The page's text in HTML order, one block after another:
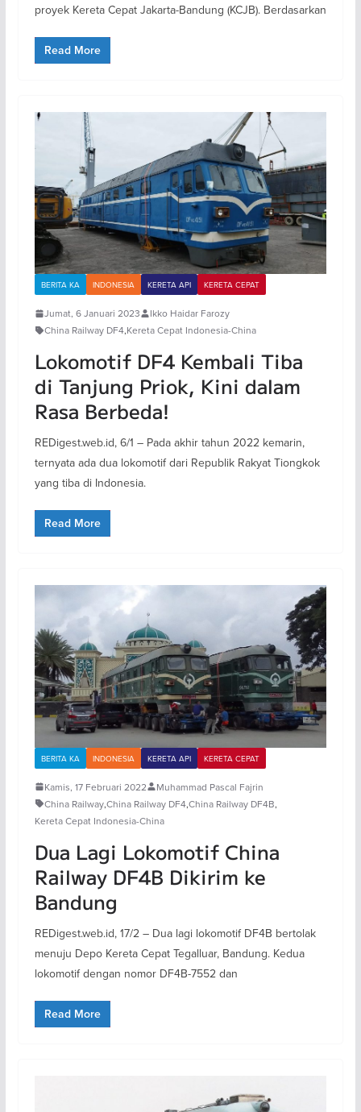
proyek Kereta Cepat Jakarta-Bandung (KCJB). Berdasarkan
Read More
BERITA KA INDONESIA KERETA API KERETA CEPAT
Jumat, 6 Januari 2023
Ikko Haidar Farozy
China Railway DF4,Kereta Cepat Indonesia-China
Lokomotif DF4 Kembali Tiba
di Tanjung Priok, Kini dalam
Rasa Berbeda!
REDigest.web.id, 6/1 – Pada akhir tahun 2022 kemarin,
ternyata ada dua lokomotif dari Republik Rakyat Tiongkok
yang tiba di Indonesia.
Read More
BERITA KA INDONESIA KERETA API KERETA CEPAT
Kamis, 17 Februari 2022
Muhammad Pascal Fajrin
China Railway,China Railway DF4,China Railway DF4B,
Kereta Cepat Indonesia-China
Dua Lagi Lokomotif China
Railway DF4B Dikirim ke
Bandung
REDigest.web.id, 17/2 – Dua lagi lokomotif DF4B bertolak
menuju Depo Kereta Cepat Tegalluar, Bandung. Kedua
lokomotif dengan nomor DF4B-7552 dan
Read More